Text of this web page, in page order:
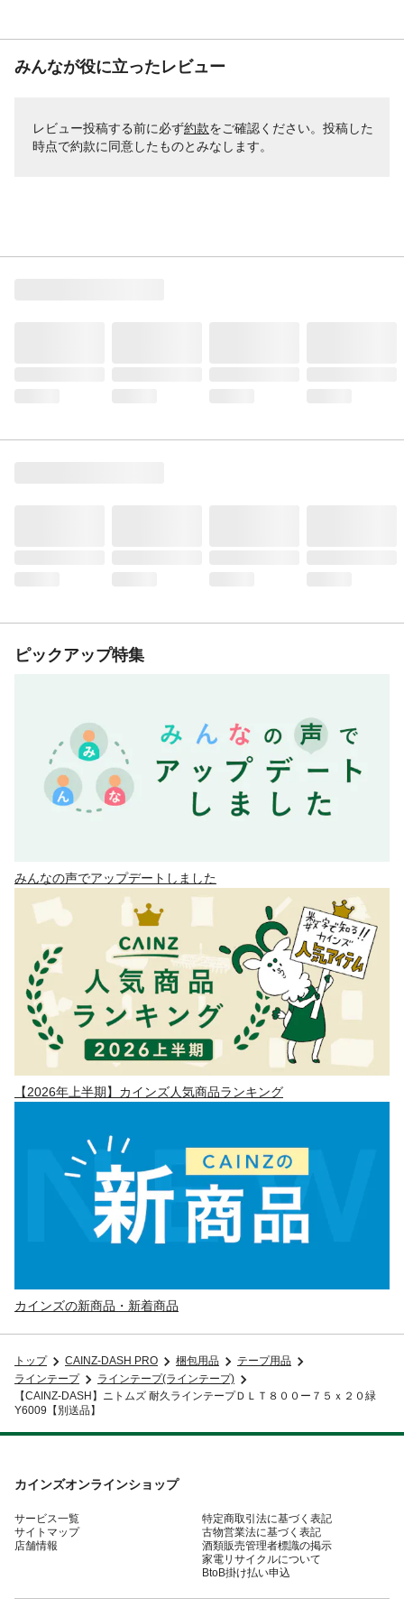
みんなが役に立ったレビュー
レビュー投稿する前に必ず約款をご確認ください。投稿した
時点で約款に同意したものとみなします。
ピックアップ特集
みんなの声でアップデートしました
【2026年上半期】カインズ人気商品ランキング
カインズの新商品・新着商品
トップ CAINZ-DASH PRO 梱包用品
テープ用品
ラインテープ
ラインテープ(ラインテープ)
【CAINZ-DASH】ニトムズ 耐久ラインテープＤＬＴ８００ー７５ｘ２０緑
Y6009【別送品】
カインズオンラインショップ
サービス一覧
サイトマップ
店舗情報
特定商取引法に基づく表記
古物営業法に基づく表記
酒類販売管理者標識の掲示
家電リサイクルについて
BtoB掛け払い申込